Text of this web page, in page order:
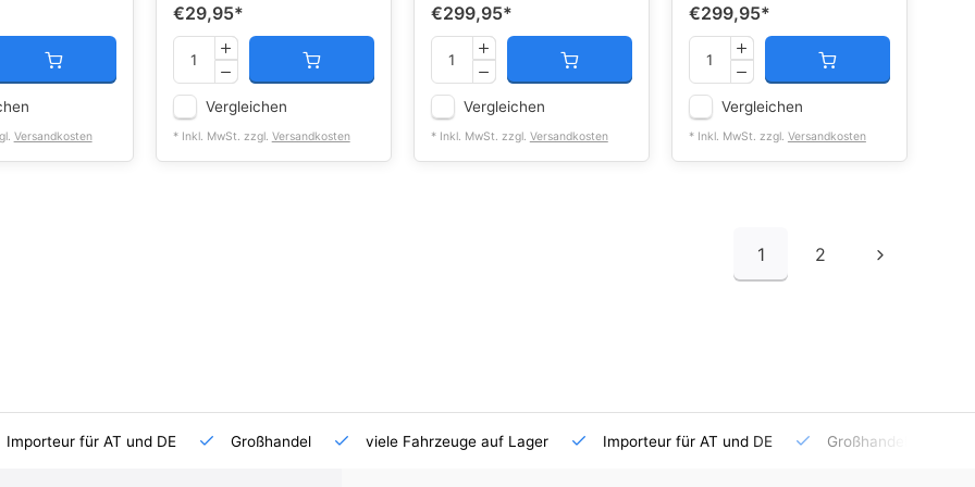
Versandkosten
€29,95*
Vergleichen
* Inkl. MwSt. zzgl. Versandkosten
€299,95*
Vergleichen
* Inkl. MwSt. zzgl. Versandkosten
€299,95*
Vergleichen
* Inkl. MwSt. zzgl. Versandkosten
1 2
Importeur für AT und DE Großhandel viele Fahrzeuge auf Lager Importeur für AT und DE Großhandel